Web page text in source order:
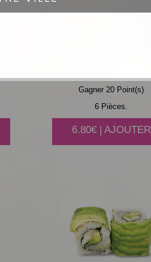
Gagner 20 Point(s)
6 Pièces.
6.80€ | AJOUTER